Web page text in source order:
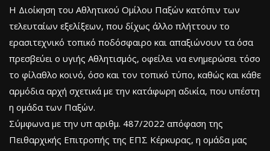
Η Διοίκηση του Αθλητικού Ομίλου Παξών κατόπιν των
τελευταίων εξελίξεων, που δίχως άλλο πλήττουν το
ερασιτεχνικό τοπικό ποδόσφαιρο και απαξιώνουν τα όσα
πρεσβεύει ο υγιής Αθλητισμός, οφείλει να ενημερώσει τόσο
το φίλαθλο κοινό, όσο και τον τοπικό τύπο, καθώς και κάθε
αρμόδια αρχή σχετικά με την κατάφωρη αδικία, που υπέστη
η ομάδα των Παξών.
Σύμφωνα με την υπ αριθμ. 487/2022 απόφαση της
Πειθαρχικής Επιτροπής της ΕΠΣ Κέρκυρας, η ομάδα μας